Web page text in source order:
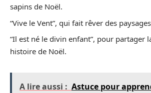
sapins de Noël.
“Vive le Vent”, qui fait rêver des
“Il est né le divin enfant”, pour partager
histoire de Noël.
A lire aussi : Astuce pour